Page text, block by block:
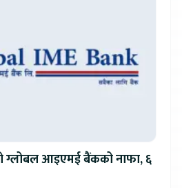
ग्लोबल आइएमई बैंकको नाफा, ६